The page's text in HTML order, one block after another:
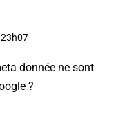
23h07
donnée ne sont
?